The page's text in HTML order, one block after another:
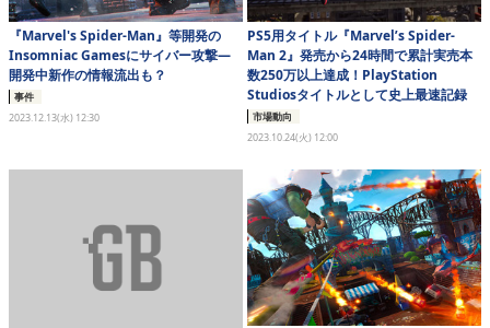
『Marvel's Spider-Man』等開発の
Insomniac Gamesにサイバー攻撃―
開発中新作の情報流出も？
事件
2023.12.13(水) 12:30
PS5用タイトル『Marvel’s Spider-
Man 2』発売から24時間で累計実売本
数250万以上達成！PlayStation
Studiosタイトルとして史上最速記録
市場動向
2023.10.24(火) 12:00